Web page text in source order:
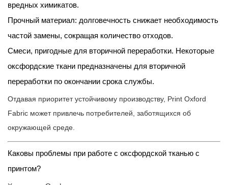
вредных химикатов.
Прочный материал: долговечность снижает необходимость
частой замены, сокращая количество отходов.
Смеси, пригодные для вторичной переработки. Некоторые
оксфордские ткани предназначены для вторичной
переработки по окончании срока службы.
Отдавая приоритет устойчивому производству, Print Oxford
Fabric может привлечь потребителей, заботящихся об
окружающей среде.
Каковы проблемы при работе с оксфордской тканью с
принтом?